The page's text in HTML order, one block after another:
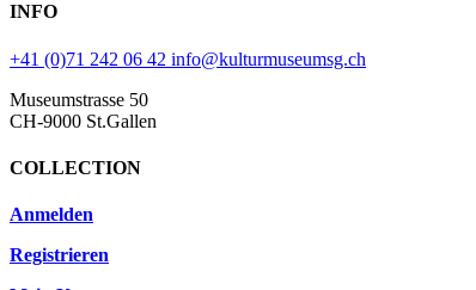
INFO
+41 (0)71 242 06 42 info@kulturmuseumsg.ch
Museumstrasse 50
CH-9000 St.Gallen
COLLECTION
Anmelden
Registrieren